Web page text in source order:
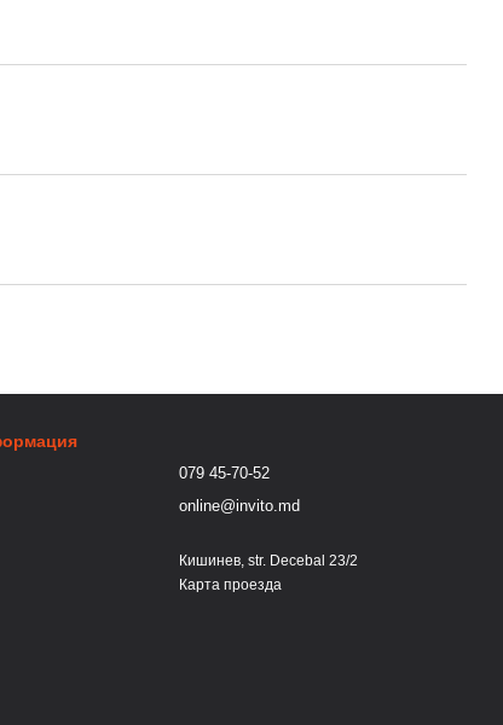
079 45-70-52
online@invito.md
Кишинев, str. Decebal 23/2
Карта проезда